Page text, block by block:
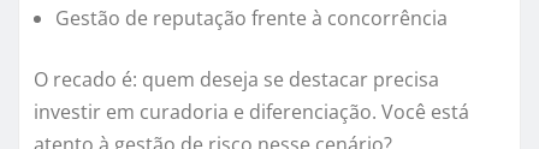
Gestão de reputação frente à concorrência
O recado é: quem deseja se destacar precisa
investir em curadoria e diferenciação. Você está